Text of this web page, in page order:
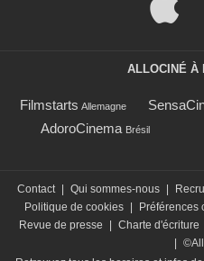
ALLOCINÉ À
Filmstarts Allemagne
AdoroCinema Brésil
Contact | Qui sommes-nous |
Politique de cookies | Préférences
Revue de presse
| Charte d'écriture
|